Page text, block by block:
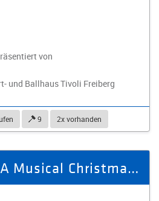
von
und Ballhaus Tivoli Freiberg
9 2x vorhanden
2 Tickets für "A Musical Christmas" am 22.12.2025 in Annaberg-Buchholz